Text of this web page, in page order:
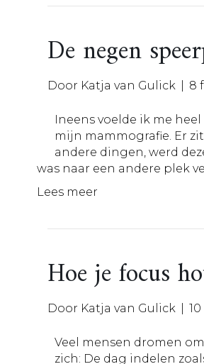
De negen
Door Katja van Gulick 8
Ineens voelde ik me
mijn mammografie. Er
andere dingen, werd
was naar een andere plek
Lees meer
Hoe je focus
Door Katja van Gulick
Veel mensen dromen
zich: De dag indelen